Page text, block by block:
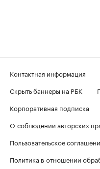
Контактная информация
Скрыть баннеры на РБК
Корпоративная подписка
О соблюдении авторских
Пользовательское
Политика в отношении